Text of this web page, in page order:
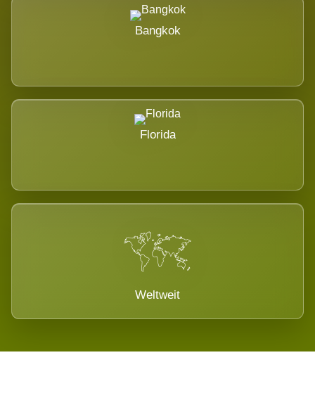
Bangkok
Florida
Weltweit